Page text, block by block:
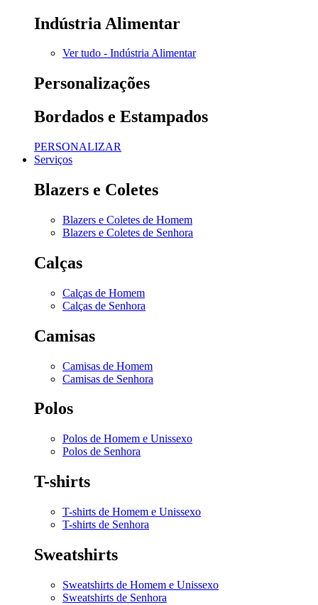
Indústria Alimentar
Ver tudo - Indústria Alimentar
Personalizações
Bordados e Estampados
PERSONALIZAR
Serviços
Blazers e Coletes
Blazers e Coletes de Homem
Blazers e Coletes de Senhora
Calças
Calças de Homem
Calças de Senhora
Camisas
Camisas de Homem
Camisas de Senhora
Polos
Polos de Homem e Unissexo
Polos de Senhora
T-shirts
T-shirts de Homem e Unissexo
T-shirts de Senhora
Sweatshirts
Sweatshirts de Homem e Unissexo
Sweatshirts de Senhora